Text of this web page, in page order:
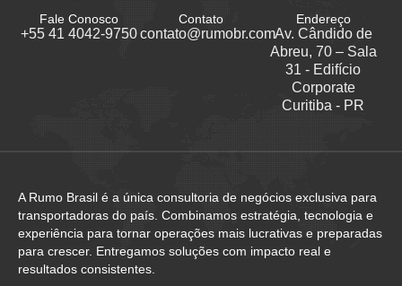
Fale Conosco
+55 41 4042-9750
Contato
contato@rumobr.com
Endereço
Av. Cândido de
Abreu, 70 – Sala
31 - Edifício
Corporate
Curitiba - PR
A Rumo Brasil é a única consultoria de negócios exclusiva para
transportadoras do país. Combinamos estratégia, tecnologia e
experiência para tornar operações mais lucrativas e preparadas
para crescer. Entregamos soluções com impacto real e
resultados consistentes.